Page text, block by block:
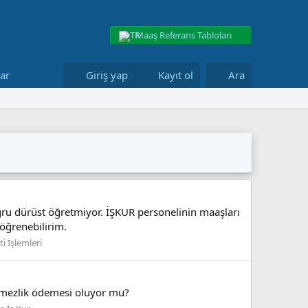
Maaş Referans Tabloları
Giriş yap Kayıt ol Ara
dürüst öğretmiyor. İŞKUR personelinin maaşları
öğrenebilirim.
İşlemleri
ödemesi oluyor mu?